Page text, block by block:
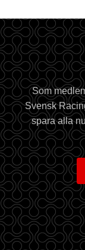
Som
Svensk
spara alla